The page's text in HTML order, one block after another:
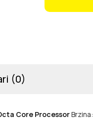
(0)
Core Processor